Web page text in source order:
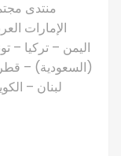
منتدى
الإمارات
اليمن – تركيا –
(السعودية) –
لبنان –